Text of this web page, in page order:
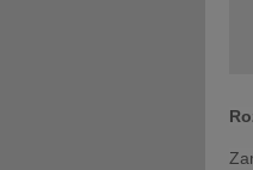
JUDr. Tomáš